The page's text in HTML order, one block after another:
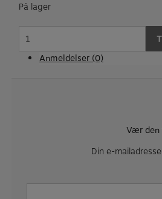
På lager
La
Tromba
ventilAnmeldelser (0)
Vær den
Din e-